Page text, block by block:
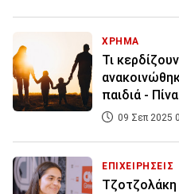
ΧΡΗΜΑ
Τι
παιδιά -
09 Σεπ 2025
ΕΠΙΧΕΙΡΗΣΕΙΣ
Τζοτζολάκη